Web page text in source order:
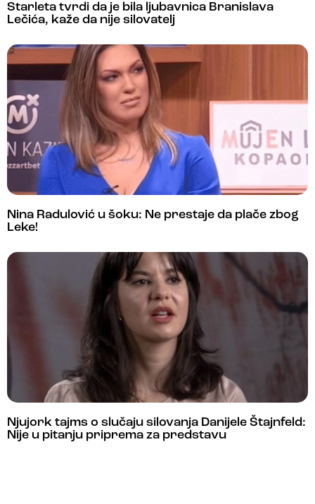
Starleta tvrdi da je bila ljubavnica Branislava
Lečića, kaže da nije silovatelj
Nina Radulović u šoku: Ne prestaje da plače zbog
Leke!
Njujork tajms o slučaju silovanja Danijele Štajnfeld:
Nije u pitanju priprema za predstavu